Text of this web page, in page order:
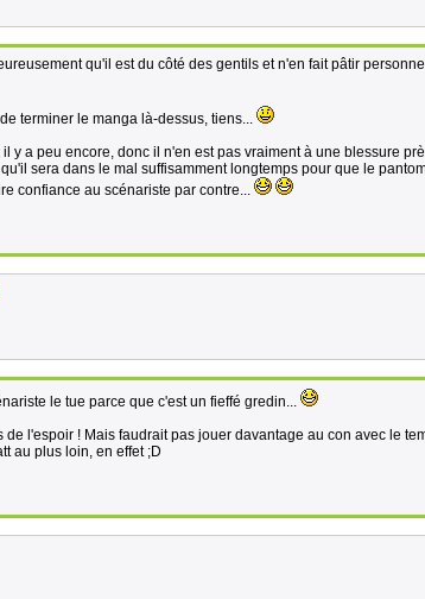
qu'il est du côté des gentils et n'en fait pâtir
terminer le manga là-dessus, tiens...
y a peu encore, donc il n'en est pas vraiment à une blessure
sera dans le mal suffisamment longtemps pour que le
confiance au scénariste par contre...
le tue parce que c'est un fieffé gredin...
l'espoir ! Mais faudrait pas jouer davantage au con avec le
au plus loin, en effet ;D